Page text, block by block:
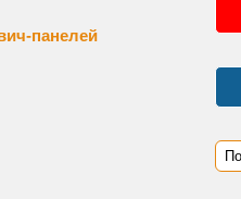
панелей